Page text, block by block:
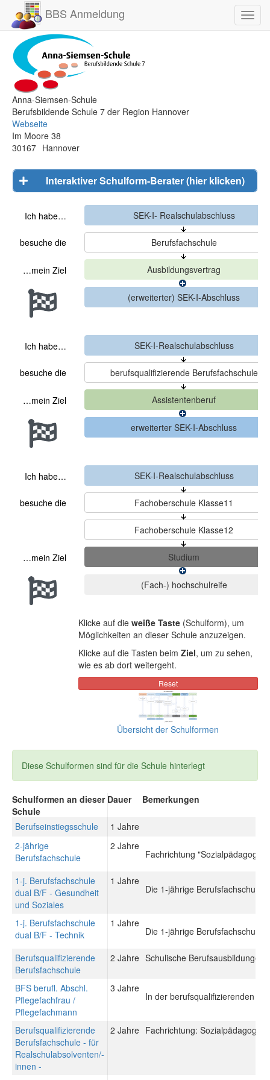
BBS Anmeldung
Anna-Siemsen-Schule
Berufsbildende Schule 7 der Region Hannover
Webseite
Im Moore 38
30167 Hannover
Interaktiver Schulform-Berater (hier klicken)
Ich habe…
besuche die
…mein Ziel
Ich habe…
besuche die
…mein Ziel
Ich habe…
besuche die
…mein Ziel
Klicke auf die weiße Taste(Schulform), um
Möglichkeiten an dieser Schule anzuzeigen.
Klicke auf die Tasten beim Ziel, um zu sehen,
wie es ab dort weitergeht.
Übersicht der Schulformen
Diese Schulformen sind für die Schule hinterlegt
Schulformen an dieser
Schule
Dauer Bemerkungen
Berufseinstiegsschule
1 Jahre
2-jährige
Berufsfachschule
2 Jahre
Fachrichtung "Sozialpädagogik"
1-j. Berufsfachschule
dual B/F - Gesundheit
und Soziales
1 Jahre
Die 1-jährige Berufsfachschule
1-j. Berufsfachschule
dual B/F - Technik
1 Jahre
Die 1-jährige Berufsfachschule
Berufsqualifizierende
Berufsfachschule
2 Jahre Schulische
BFS berufl. Abschl.
Pflegefachfrau /
Pflegefachmann
3 Jahre
In der berufsqualifizierenden
Berufsqualifizierende
Berufsfachschule - für
Realschulabsolventen/-
innen -
2 Jahre Fachrichtung: